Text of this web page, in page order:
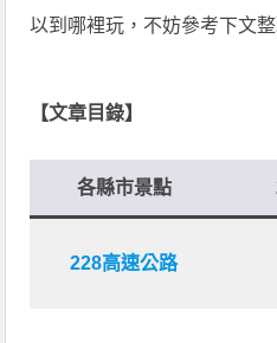
以到哪裡玩，不妨參考下文整
【文章目錄】
各縣市景點
228高速公路